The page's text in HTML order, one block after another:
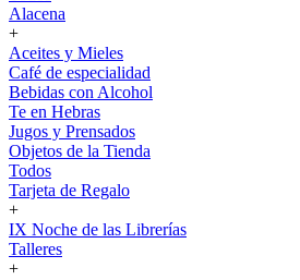
Alacena
+
Aceites y Mieles
Café de especialidad
Bebidas con Alcohol
Te en Hebras
Jugos y Prensados
Objetos de la Tienda
Todos
Tarjeta de Regalo
+
IX Noche de las Librerías
Talleres
+